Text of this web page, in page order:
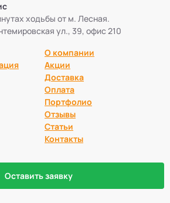
ходьбы от м. Лесная.
ул., 39, офис 210
О компании
Акции
Доставка
Оплата
Портфолио
Отзывы
Статьи
Контакты
Оставить заявку